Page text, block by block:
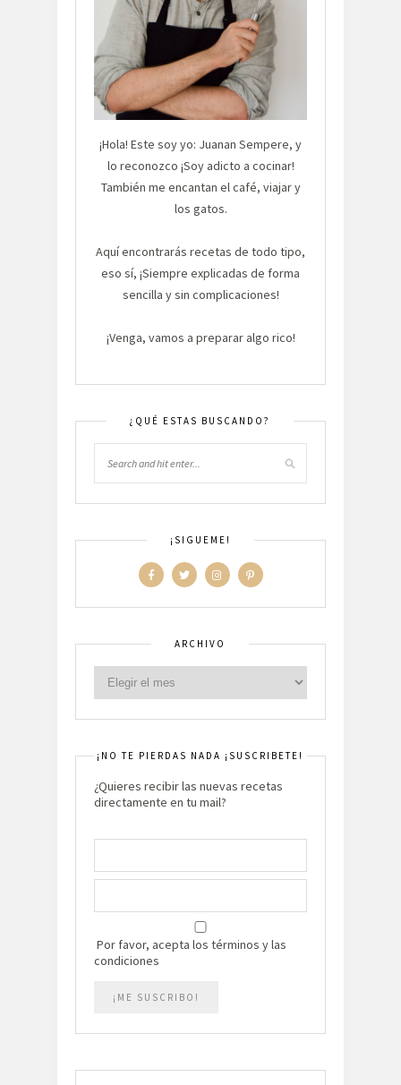
¡Hola! Este soy yo: Juanan Sempere, y
lo reconozco ¡Soy adicto a cocinar!
También me encantan el café, viajar y
los gatos.
Aquí encontrarás recetas de todo tipo,
eso sí, ¡Siempre explicadas de forma
sencilla y sin complicaciones!
¡Venga, vamos a preparar algo rico!
¿QUÉ ESTAS BUSCANDO?
¡SIGUEME!
ARCHIVO
¡NO TE PIERDAS NADA ¡SUSCRIBETE!
¿Quieres recibir las nuevas recetas
directamente en tu mail?
Por favor, acepta los términos y las
condiciones